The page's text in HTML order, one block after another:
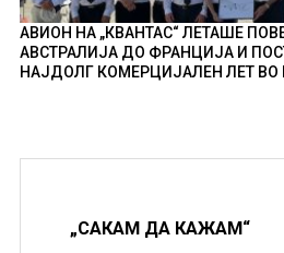
АВИОН НА „КВАНТАС“ ЛЕТАШЕ
АВСТРАЛИЈА ДО ФРАНЦИЈА И
НАЈДОЛГ КОМЕРЦИЈАЛЕН ЛЕТ ВО
„САКАМ ДА КАЖАМ“